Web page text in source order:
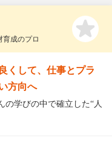
育成のプロ
くして、仕事とプラ
方向へ
の学びの中で確立した“人